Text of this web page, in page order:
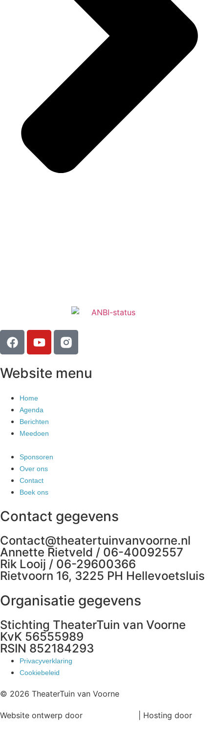
Website menu
Home
Agenda
Berichten
Meedoen
Sponsoren
Over ons
Contact
Boek ons
Contact gegevens
Contact@theatertuinvanvoorne.nl
Annette Rietveld / 06-40092557
Rik Looij / 06-29600366
Rietvoorn 16, 3225 PH Hellevoetsluis
Organisatie gegevens
Stichting TheaterTuin van Voorne
KvK 56555989
RSIN 852184293
Privacyverklaring
Cookiebeleid
© 2026 TheaterTuin van Voorne
Website ontwerp door
| Hosting door